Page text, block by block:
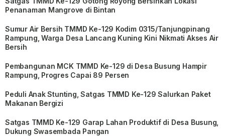
Penanaman Mangrove di Bintan
Sumur Air Bersih TMMD Ke-129 Kodim 0315/Tanjungpinang
Rampung, Warga Desa Lancang Kuning Kini Nikmati Akses Air
Bersih
Pembangunan MCK TMMD Ke-129 di Desa Busung Hampir
Rampung, Progres Capai 89 Persen
Peduli Anak Stunting, Satgas TMMD Ke-129 Salurkan Paket
Makanan Bergizi
Satgas TMMD Ke-129 Garap Lahan Produktif di Desa Busung,
Dukung Swasembada Pangan